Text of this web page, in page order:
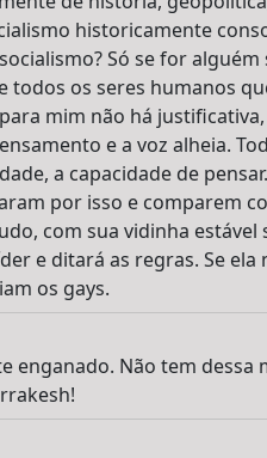
historicamente
Só se for
todos os seres humanos
mim não há
e a voz alheia.
a capacidade de
por isso e comparem
com sua vidinha estável
e ditará as regras. Se ela
os gays.
enganado. Não tem